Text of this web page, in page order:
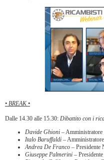
• BREAK •
Dalle 14.30 alle 15.30: Dibattito con i
Davide Ghioni – Amministratore
Italo Baruffaldi –
Andrea De Franco – Presidente
Giuseppe Palmerini –